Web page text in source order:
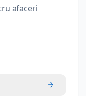
afaceri